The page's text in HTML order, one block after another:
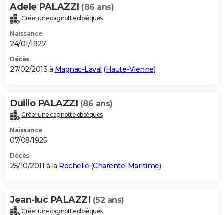
Adele PALAZZI (86 ans)
Créer une cagnotte obsèques
Naissance
24/01/1927
Décès
27/02/2013 à Magnac-Laval (Haute-Vienne)
Duilio PALAZZI (86 ans)
Créer une cagnotte obsèques
Naissance
07/08/1925
Décès
25/10/2011 à la Rochelle (Charente-Maritime)
Jean-luc PALAZZI (52 ans)
Créer une cagnotte obsèques